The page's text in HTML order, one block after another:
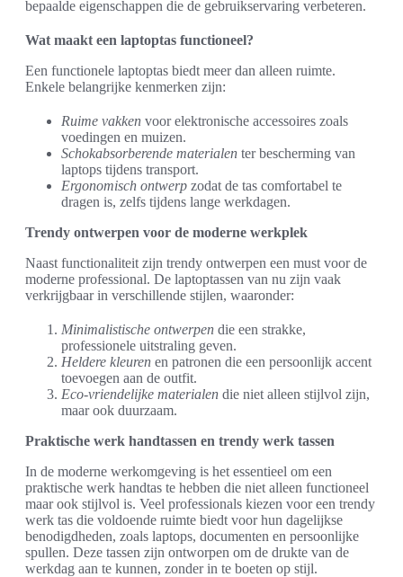
bepaalde eigenschappen die de gebruikservaring verbeteren.
Wat maakt een laptoptas functioneel?
Een functionele laptoptas biedt meer dan alleen ruimte.
Enkele belangrijke kenmerken zijn:
Ruime vakken voor elektronische accessoires zoals
voedingen en muizen.
Schokabsorberende materialen ter bescherming van
laptops tijdens transport.
Ergonomisch ontwerp zodat de tas comfortabel te
dragen is, zelfs tijdens lange werkdagen.
Trendy ontwerpen voor de moderne werkplek
Naast functionaliteit zijn trendy ontwerpen een must voor de
moderne professional. De laptoptassen van nu zijn vaak
verkrijgbaar in verschillende stijlen, waaronder:
Minimalistische ontwerpen die een strakke,
professionele uitstraling geven.
Heldere kleuren en patronen die een persoonlijk accent
toevoegen aan de outfit.
Eco-vriendelijke materialen die niet alleen stijlvol zijn,
maar ook duurzaam.
Praktische werk handtassen en trendy werk tassen
In de moderne werkomgeving is het essentieel om een
praktische werk handtas te hebben die niet alleen functioneel
maar ook stijlvol is. Veel professionals kiezen voor een trendy
werk tas die voldoende ruimte biedt voor hun dagelijkse
benodigdheden, zoals laptops, documenten en persoonlijke
spullen. Deze tassen zijn ontworpen om de drukte van de
werkdag aan te kunnen, zonder in te boeten op stijl.